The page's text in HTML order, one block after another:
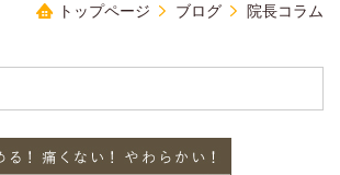
トップページ ブログ 院長コラム